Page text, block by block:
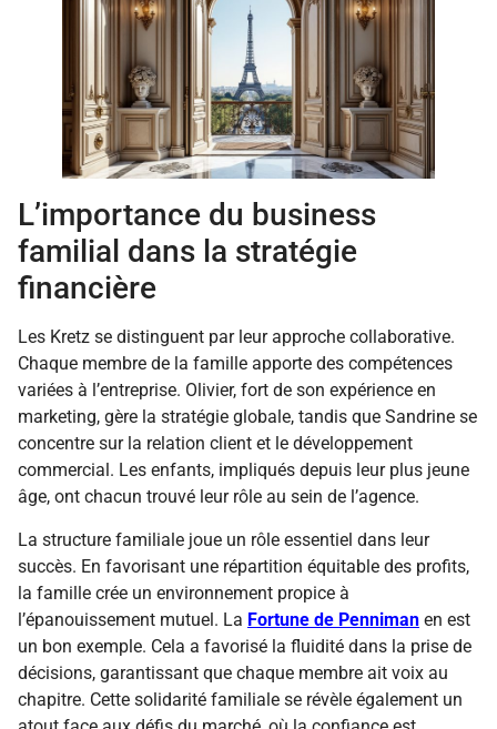
L’importance du business
familial dans la stratégie
financière
Les Kretz se distinguent par leur approche collaborative.
Chaque membre de la famille apporte des compétences
variées à l’entreprise. Olivier, fort de son expérience en
marketing, gère la stratégie globale, tandis que Sandrine se
concentre sur la relation client et le développement
commercial. Les enfants, impliqués depuis leur plus jeune
âge, ont chacun trouvé leur rôle au sein de l’agence.
La structure familiale joue un rôle essentiel dans leur
succès. En favorisant une répartition équitable des profits,
la famille crée un environnement propice à
l’épanouissement mutuel. La Fortune de Penniman en est
un bon exemple. Cela a favorisé la fluidité dans la prise de
décisions, garantissant que chaque membre ait voix au
chapitre. Cette solidarité familiale se révèle également un